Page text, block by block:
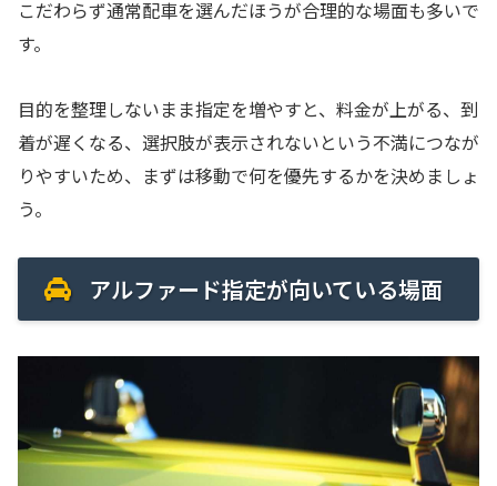
こだわらず通常配車を選んだほうが合理的な場面も多いで
す。
目的を整理しないまま指定を増やすと、料金が上がる、到
着が遅くなる、選択肢が表示されないという不満につなが
りやすいため、まずは移動で何を優先するかを決めましょ
う。
アルファード指定が向いている場面